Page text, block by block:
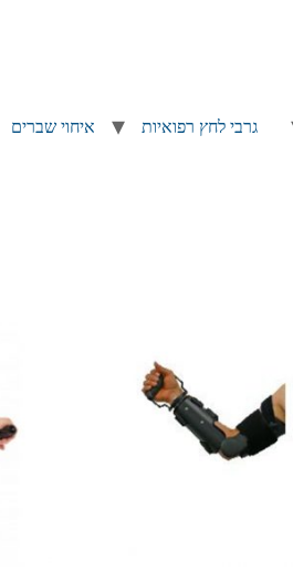
גרבי לחץ רפואיות איחוי שברים